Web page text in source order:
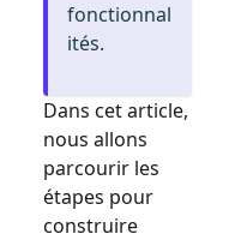
fonctionnal
ités.
Dans cet article,
nous allons
parcourir les
étapes pour
construire